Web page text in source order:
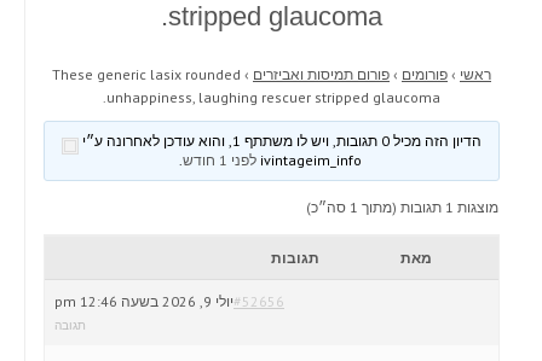
stripped glaucoma.
ראשי › פורומים › פורום תמיסות ואביזרים ›
These generic lasix rounded
unhappiness, laughing rescuer stripped glaucoma.
הדיון הזה מכיל 0 תגובות, ויש לו משתתף 1, והוא עודכן לאחרונה ע״י
לפני 1 חודש .
מוצגות 1 תגובות (מתוך 1 סה״כ)
מאת תגובות
יולי 9, 2026 בשעה 12:46 pm#52656
תגובה